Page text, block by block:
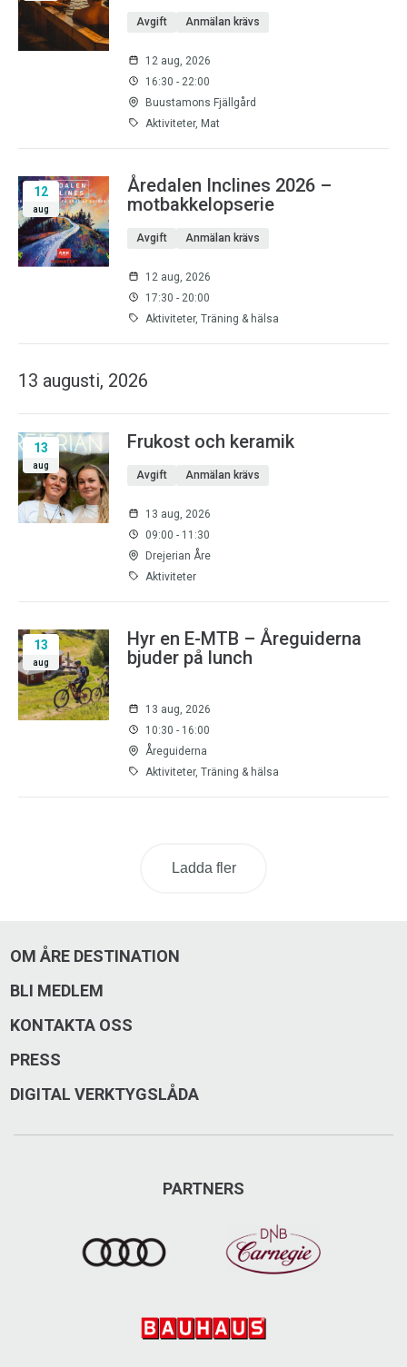
Avgift Anmälan krävs
12 aug, 2026
16:30 - 22:00
Buustamons Fjällgård
Aktiviteter, Mat
12
aug
Åredalen Inclines 2026 –
motbakkelopserie
Avgift Anmälan krävs
12 aug, 2026
17:30 - 20:00
Aktiviteter, Träning & hälsa
13 augusti, 2026
13
aug
Frukost och keramik
Avgift Anmälan krävs
13 aug, 2026
09:00 - 11:30
Drejerian Åre
Aktiviteter
13
aug
Hyr en E-MTB – Åreguiderna
bjuder på lunch
13 aug, 2026
10:30 - 16:00
Åreguiderna
Aktiviteter, Träning & hälsa
Ladda fler
OM ÅRE DESTINATION
BLI MEDLEM
KONTAKTA OSS
PRESS
DIGITAL VERKTYGSLÅDA
PARTNERS